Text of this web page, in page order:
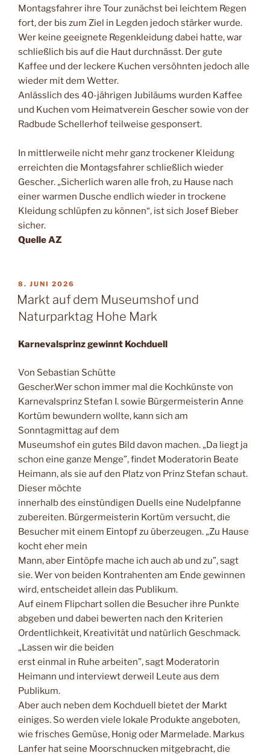
Montagsfahrer ihre Tour zunächst bei leichtem Regen
fort, der bis zum Ziel in Legden jedoch stärker wurde.
Wer keine geeignete Regenkleidung dabei hatte, war
schließlich bis auf die Haut durchnässt. Der gute
Kaffee und der leckere Kuchen versöhnten jedoch alle
wieder mit dem Wetter.
Anlässlich des 40-jährigen Jubiläums wurden Kaffee
und Kuchen vom Heimatverein Gescher sowie von der
Radbude Schellerhof teilweise gesponsert.
In mittlerweile nicht mehr ganz trockener Kleidung
erreichten die Montagsfahrer schließlich wieder
Gescher. „Sicherlich waren alle froh, zu Hause nach
einer warmen Dusche endlich wieder in trockene
Kleidung schlüpfen zu können“, ist sich Josef Bieber
sicher.
Quelle AZ
VERÖFFENTLICHT
AM
8. JUNI 2026
Markt auf dem Museumshof und
Naturparktag Hohe Mark
Karnevalsprinz gewinnt Kochduell
Von Sebastian Schütte
Gescher.Wer schon immer mal die Kochkünste von
Karnevalsprinz Stefan I. sowie Bürgermeisterin Anne
Kortüm bewundern wollte, kann sich am
Sonntagmittag auf dem
Museumshof ein gutes Bild davon machen. „Da liegt ja
schon eine ganze Menge”, findet Moderatorin Beate
Heimann, als sie auf den Platz von Prinz Stefan schaut.
Dieser möchte
innerhalb des einstündigen Duells eine Nudelpfanne
zubereiten. Bürgermeisterin Kortüm versucht, die
Besucher mit einem Eintopf zu überzeugen. „Zu Hause
kocht eher mein
Mann, aber Eintöpfe mache ich auch ab und zu”, sagt
sie. Wer von beiden Kontrahenten am Ende gewinnen
wird, entscheidet allein das Publikum.
Auf einem Flipchart sollen die Besucher ihre Punkte
abgeben und dabei bewerten nach den Kriterien
Ordentlichkeit, Kreativität und natürlich Geschmack.
„Lassen wir die beiden
erst einmal in Ruhe arbeiten”, sagt Moderatorin
Heimann und interviewt derweil Leute aus dem
Publikum.
Aber auch neben dem Kochduell bietet der Markt
einiges. So werden viele lokale Produkte angeboten,
wie frisches Gemüse, Honig oder Marmelade. Markus
Lanfer hat seine Moorschnucken mitgebracht, die